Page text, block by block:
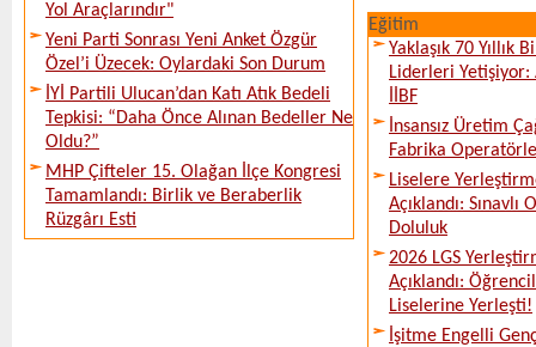
Yol Araçlarındır"
Yeni Parti Sonrası Yeni Anket Özgür
Özel’i Üzecek: Oylardaki Son Durum
İYİ Partili Ulucan’dan Katı Atık Bedeli
Tepkisi: “Daha Önce Alınan Bedeller Ne
Oldu?”
MHP Çifteler 15. Olağan İlçe Kongresi
Tamamlandı: Birlik ve Beraberlik
Rüzgârı Esti
Eğitim
Yaklaşık 70 Yıllık
Liderleri
İİBF
İnsansız Üretim
Fabrika
Liselere
Açıklandı:
Doluluk
2026 LGS
Açıklandı:
Liselerine Yerleşti!
İşitme Engelli